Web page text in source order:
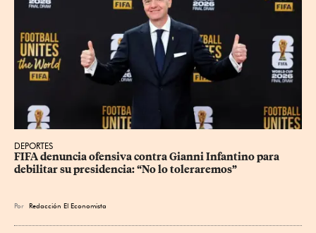
DEPORTES
FIFA denuncia ofensiva contra Gianni Infantino para
debilitar su presidencia: “No lo toleraremos”
Por Redacción El Economista